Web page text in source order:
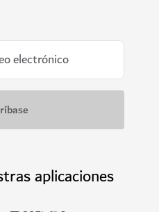
aplicaciones